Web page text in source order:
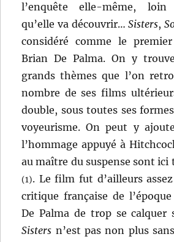
l’enquête elle-même, loin
qu’elle va découvrir…Sisters,
considéré comme le
Brian De Palma. On y
grands thèmes que l’on
nombre de ses films
double, sous toutes ses
voyeurisme. On peut y
l’hommage appuyé à
au maître du suspense sont ici
(1). Le film fut d’ailleurs
critique française de l’époque
De Palma de trop se calquer
Sisters n’est pas non plus